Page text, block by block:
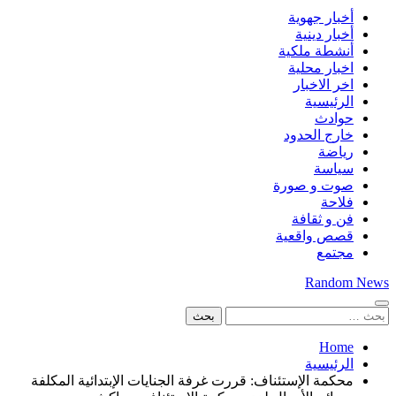
أخبار جهوية
أخبار دينية
أنشطة ملكية
اخبار محلية
اخر الاخبار
الرئيسية
حوادث
خارج الحدود
رياضة
سياسة
صوت و صورة
فلاحة
فن و ثقافة
قصص واقعية
مجتمع
Random News
البحث
Home
الرئيسية
محكمة الإستئناف: قررت غرفة الجنايات الإبتدائية المكلفة